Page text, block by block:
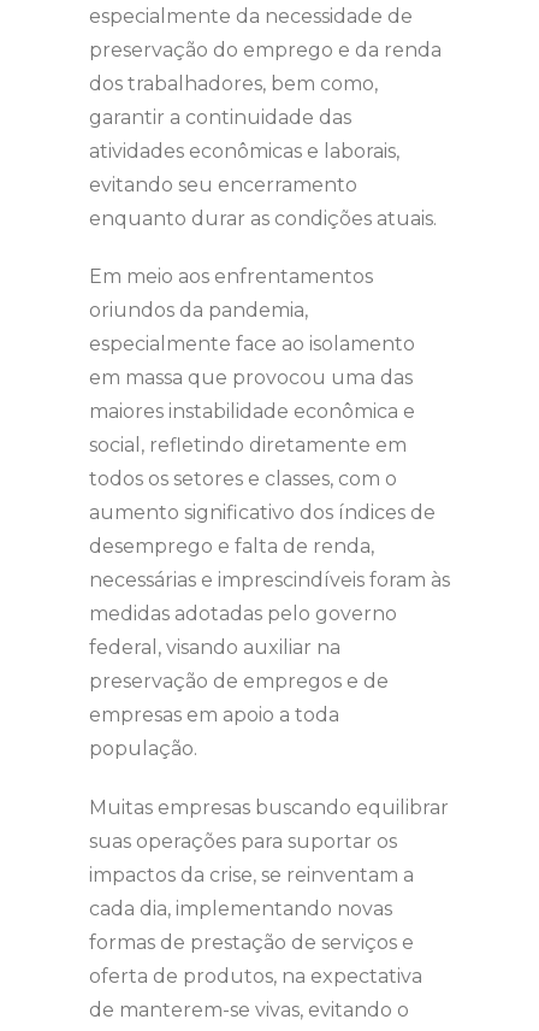
especialmente da necessidade de
preservação do emprego e da renda
dos trabalhadores, bem como,
garantir a continuidade das
atividades econômicas e laborais,
evitando seu encerramento
enquanto durar as condições atuais.
Em meio aos enfrentamentos
oriundos da pandemia,
especialmente face ao isolamento
em massa que provocou uma das
maiores instabilidade econômica e
social, refletindo diretamente em
todos os setores e classes, com o
aumento significativo dos índices de
desemprego e falta de renda,
necessárias e imprescindíveis foram às
medidas adotadas pelo governo
federal, visando auxiliar na
preservação de empregos e de
empresas em apoio a toda
população.
Muitas empresas buscando equilibrar
suas operações para suportar os
impactos da crise, se reinventam a
cada dia, implementando novas
formas de prestação de serviços e
oferta de produtos, na expectativa
de manterem-se vivas, evitando o